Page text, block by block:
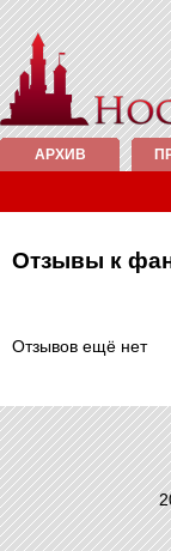
АРХИВ
Отзывы к
Отзывов ещё нет